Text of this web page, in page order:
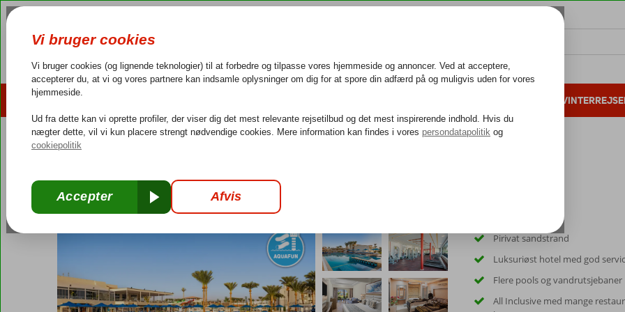
4,3/5 på Trustpilot Dansk guideservice 40.000 danske gæster i 2025 25 års erfaring
Pickalbatros Dana Beach Resort
All Inclusive-Hotel
Pirivat sandstrand
Luksuriøst hotel med god
Flere pools og vandrutsjebaner
All Inclusive med mange